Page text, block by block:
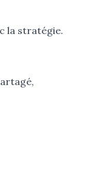
la stratégie.